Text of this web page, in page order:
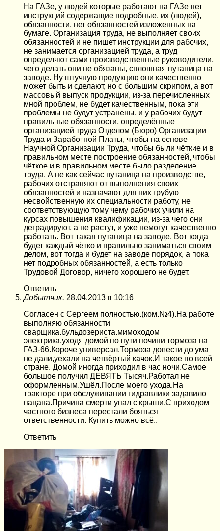
На ГАЗе, у людей которые работают на ГАЗе нет
инструкций содержащие подробные, их (людей),
обязанности, нет обязанностей изложенных на
бумаге. Организация труда, не выполняет своих
обязанностей и не пишет инструкции для рабочих,
не занимается организацией труда, а труд
определяют сами производственные руководители,
чего делать они не обязаны, сплошная путаница на
заводе. Ну штучную продукцию они качественно
может быть и сделают, но с большим скрипом, а вот
массовый выпуск продукции, из-за перечисленных
мной проблем, не будет качественным, пока эти
проблемы не будут устранены, и у рабочих будут
правильные обязанности, определённые
организацией труда Отделом (Бюро) Организации
Труда и Заработной Платы, чтобы на основе
Научной Организации Труда, чтобы были чёткие и в
правильном месте построение обязанностей, чтобы
чёткое и в правильном месте было разделение
труда. А не как сейчас путаница на производстве,
рабочих отстраняют от выполнения своих
обязанностей и назначают для них грубую
несвойственную их специальности работу, не
соответствующую тому чему рабочих учили на
курсах повышения квалификации, из-за чего они
деградируют, а не растут, и уже немогут качественно
работать. Вот такая путаница на заводе. Вот когда
будет каждый чётко и правильно заниматься своим
делом, вот тогда и будет на заводе порядок, а пока
нет подробных обязанностей, а есть только
Трудовой Договор, ничего хорошего не будет.
Ответить
Добытчик. 28.04.2013 в 10:16
Согласен с Сергеем полностью.(ком.№4).На работе
выполняю обязанности
сварщика,бульдозериста,мимоходом
электрика,уходя домой по пути почини тормоза на
ГАЗ-66.Короче универсал.Тормоза довести до ума
не дали,уехали на четвёртый качок.И такое по всей
стране. Домой иногда приходил в час ночи.Самое
большое получил ДЕВЯТЬ Тысяч.Работал не
оформленным.Ушёл.После моего ухода.На
тракторе при обслуживании гидравлики задавило
пацана.Причина смерти упал с крыши.С приходом
частного бизнеса перестали бояться
ответственности. Купить можно всё..
Ответить